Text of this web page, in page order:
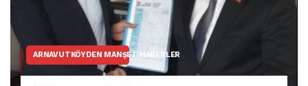
ARNAVUTKÖYDEN MANŞET HABERLER